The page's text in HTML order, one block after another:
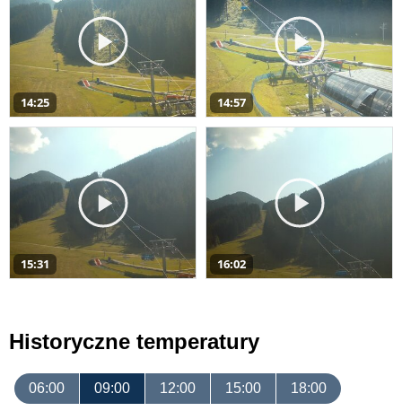
14:25 14:57
15:31 16:02
Historyczne temperatury
06:00 09:00 12:00 15:00 18:00